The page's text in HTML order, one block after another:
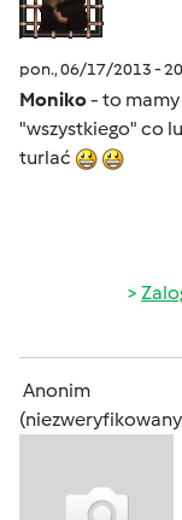
pon., 06/17/2013 -
Moniko- to
"wszystkiego" co
turlać
Anonim